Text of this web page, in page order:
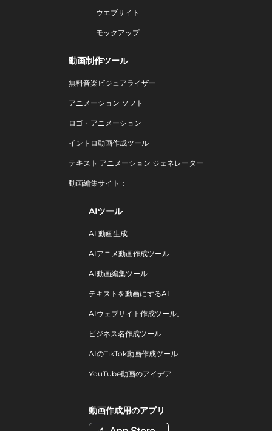
ウエブサイト
モックアップ
動画制作ツール
無料音楽ビジュアライザー
アニメーション ソフト
ロゴ・アニメーション
イントロ動画作成ツール
テキスト アニメーション ジェネレーター
動画編集サイト：
AIツール
AI 動画生成
AIアニメ動画作成ツール
AI動画編集ツール
テキストを動画にするAI
AIウェブサイト作成ツール。
ビジネス名作成ツール
AIのTikTok動画作成ツール
YouTube動画のアイデア
動画作成用のアプリ